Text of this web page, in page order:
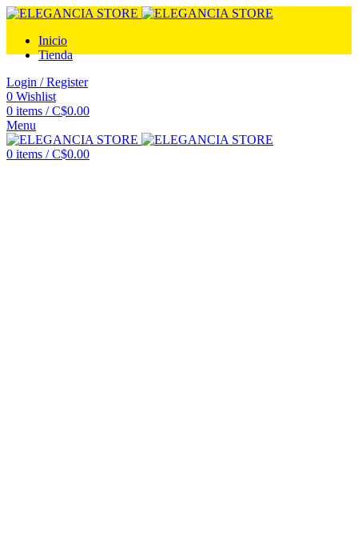
Inicio
Tienda
Login / Register
0 Wishlist
0 items / C$0.00
Menu
0 items / C$0.00